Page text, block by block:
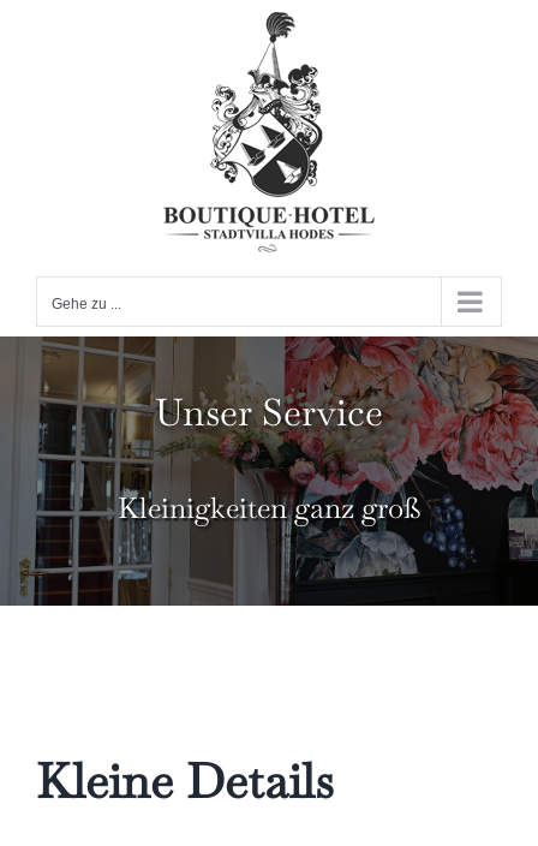
Gehe zu ...
Unser Service
Kleinigkeiten ganz groß
Kleine Details